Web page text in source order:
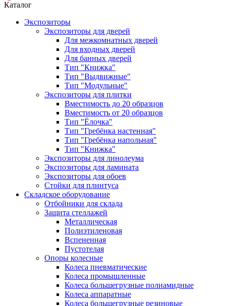
Каталог
Экспозиторы
Экспозиторы для дверей
Для межкомнатных дверей
Для входных дверей
Для банных дверей
Тип "Книжка"
Тип "Выдвижные"
Тип "Модульные"
Экспозиторы для плитки
Вместимость до 20 образцов
Вместимость от 20 образцов
Тип "Ёлочка"
Тип "Гребёнка настенная"
Тип "Гребёнка напольная"
Тип "Книжка"
Экспозиторы для линолеума
Экспозиторы для ламината
Экспозиторы для обоев
Стойки для плинтуса
Складское оборудование
Отбойники для склада
Защита стеллажей
Металлическая
Полиэтиленовая
Вспененная
Пустотелая
Опоры колесные
Колеса пневматические
Колеса промышленные
Колеса большегрузные полиамидные
Колеса аппаратные
Колеса большегрузные резиновые